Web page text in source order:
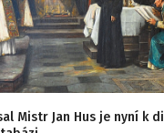
Mistr Jan Hus je nyní k